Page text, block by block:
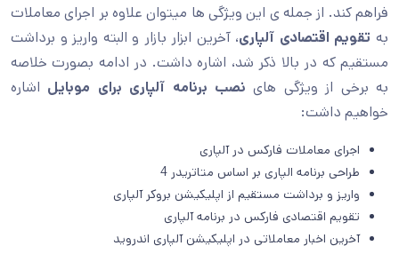
فراهم کند. از جمله ی این ویژگی ها میتوان علاوه بر اجرای معاملات
به تقویم اقتصادی آلپاری، آخرین ابزار بازار و البته واریز و برداشت
مستقیم که در بالا ذکر شد، اشاره داشت. در ادامه بصورت خلاصه
به برخی از ویژگی های نصب برنامه آلپاری برای موبایل اشاره
خواهیم داشت:
اجرای معاملات فارکس در آلپاری
طراحی برنامه الپاری بر اساس متاتریدر 4
واریز و برداشت مستقیم از اپلیکیشن بروکر آلپاری
تقویم اقتصادی فارکس در برنامه آلپاری
آخرین اخبار معاملاتی در اپلیکیشن آلپاری اندروید